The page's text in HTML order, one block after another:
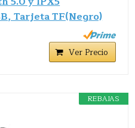
Tarjeta TF(Negro)
Ver Precio
REBAJAS